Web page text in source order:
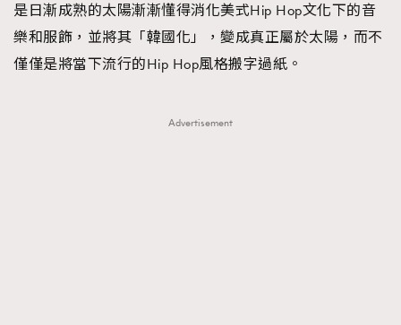
是日漸成熟的太陽漸漸懂得消化美式Hip Hop文化下的音
樂和服飾，並將其「韓國化」，變成真正屬於太陽，而不
僅僅是將當下流行的Hip Hop風格搬字過紙。
Advertisement